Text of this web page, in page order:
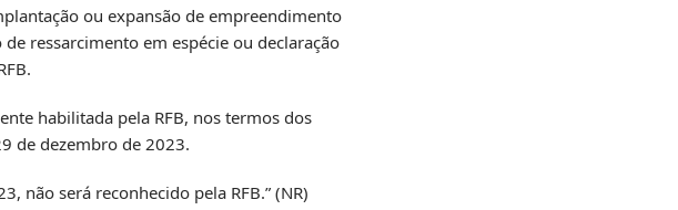
ou expansão de empreendimento
ressarcimento em espécie ou declaração
habilitada pela RFB, nos termos dos
de dezembro de 2023.
não será reconhecido pela RFB.” (NR)